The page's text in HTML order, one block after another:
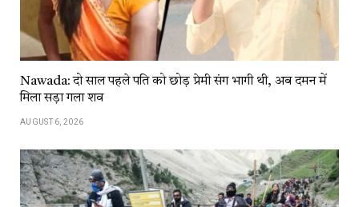
Nawada: दो साल पहले पति को छोड़ प्रेमी संग भागी थी, अब दमन में
मिला सड़ा गला शव
AUGUST 6, 2026